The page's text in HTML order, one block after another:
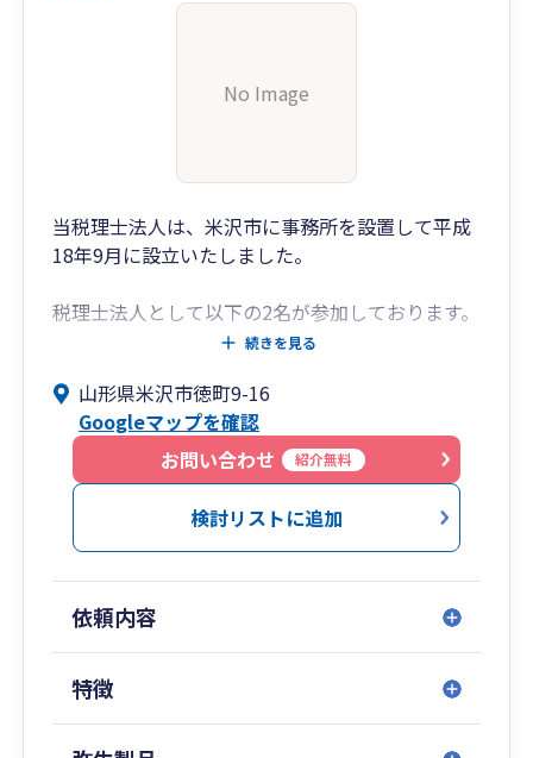
No Image
当税理士法人は、米沢市に事務所を設置して平成
18年9月に設立いたしました。
税理士法人として以下の2名が参加しております。
税理士 岡村いち子
（税理士法人の「社員」は出資者兼経営者であ
り、通常の雇人の意味での社員とは異なります）
この数年、わが国の経済社会の変化は著しく、ク
私たちは、変化の波を読み取りながら、地域の実
情をも知り、機敏に柔軟に対応するために、合同
続きを見る
山形県米沢市徳町9-16
Googleマップを確認
お問い合わせ
紹介無料
検討リストに追加
依頼内容
特徴